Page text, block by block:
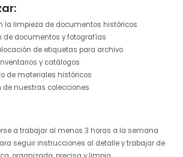
la limpieza de documentos históricos
de documentos y fotografías
de etiquetas para archivo
y catálogos
de materiales históricos
de nuestras colecciones
a trabajar al menos 3 horas a la semana
seguir instrucciones al detalle y trabajar de